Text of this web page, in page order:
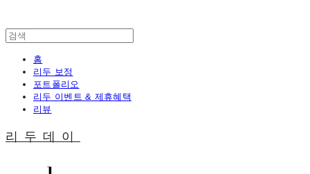
홈
리두 보정
포트폴리오
리두 이벤트 & 제휴혜택
리뷰
리두데이